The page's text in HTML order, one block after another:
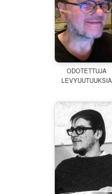
ODOTETTUJA
LEVYUUTUUKSIA